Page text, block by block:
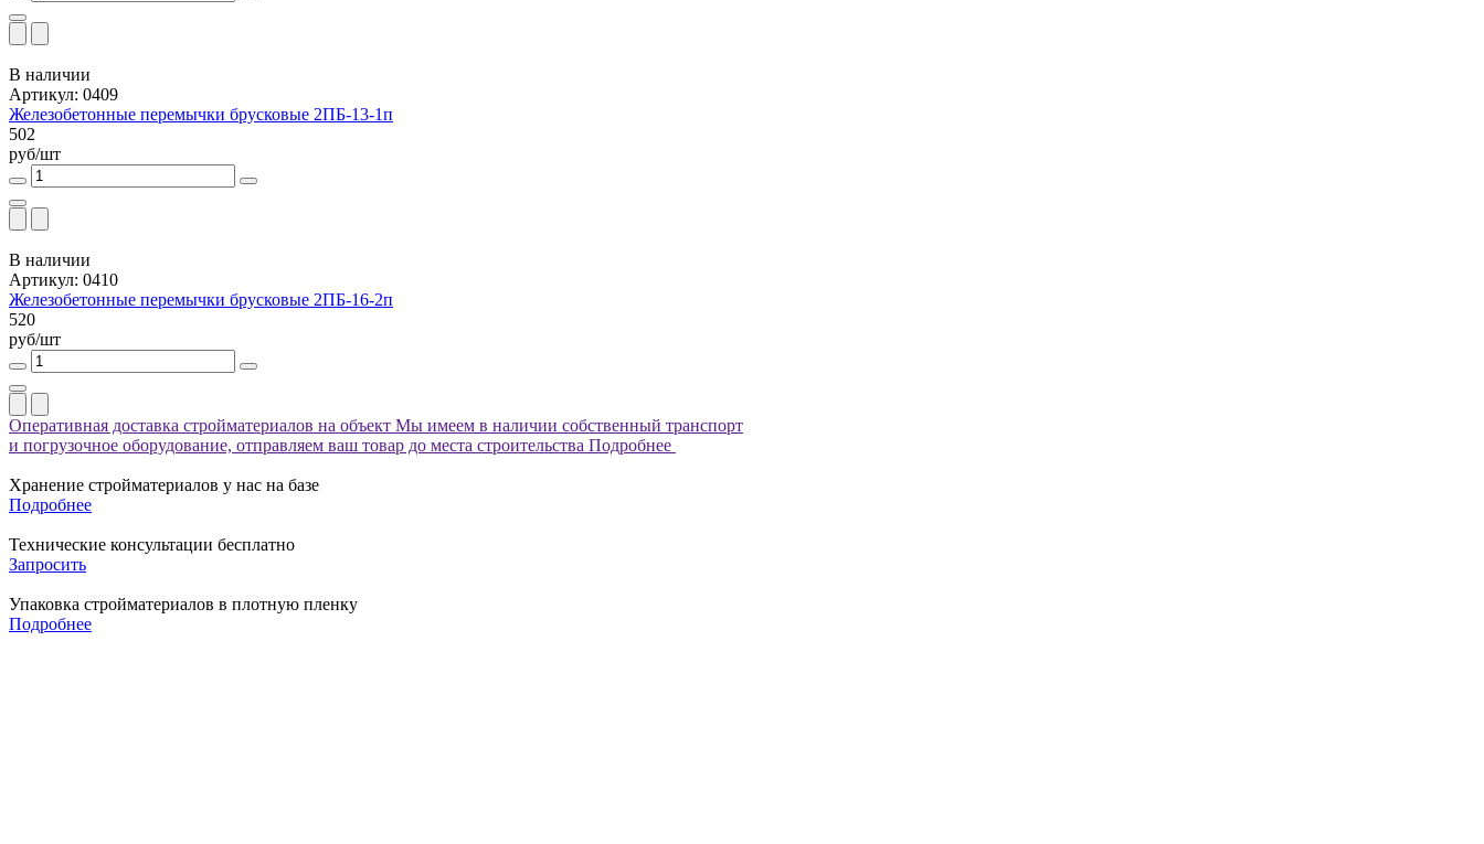
В наличии
Артикул: 0409
Железобетонные перемычки брусковые 2ПБ-13-1п
502
руб/шт
В наличии
Артикул: 0410
Железобетонные перемычки брусковые 2ПБ-16-2п
520
руб/шт
Оперативная доставка стройматериалов на объект Мы имеем в наличии собственный транспорт
и погрузочное оборудование, отправляем ваш товар до места строительства Подробнее
Хранение стройматериалов у нас на базе
Подробнее
Технические консультации бесплатно
Запросить
Упаковка стройматериалов в плотную пленку
Подробнее